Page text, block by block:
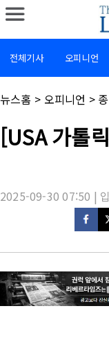
전체기사 오피니언
채
널
뉴스홈 > 오피니언 >
기
제[USA 가톨
2025-09-30 07:50 |